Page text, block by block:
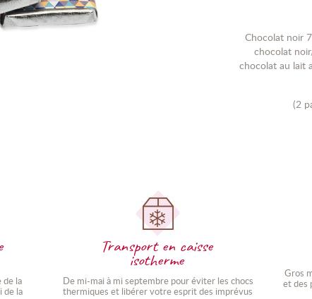
Chocolat noir
chocolat
chocolat au lait
(2
la
de la
Transport en caisse
isotherme
De mi-mai à mi septembre pour éviter les chocs
thermiques et libérer votre esprit des imprévus
Gros
et des